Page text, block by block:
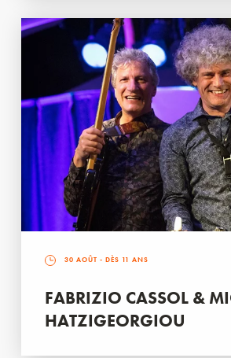
30 AOÛT - DÈS 11 ANS
FABRIZIO CASSOL &
HATZIGEORGIOU